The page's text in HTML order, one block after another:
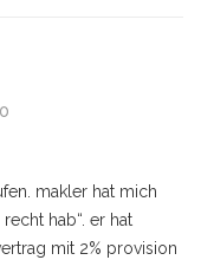
makler hat mich
hab“. er hat
mit 2% provision